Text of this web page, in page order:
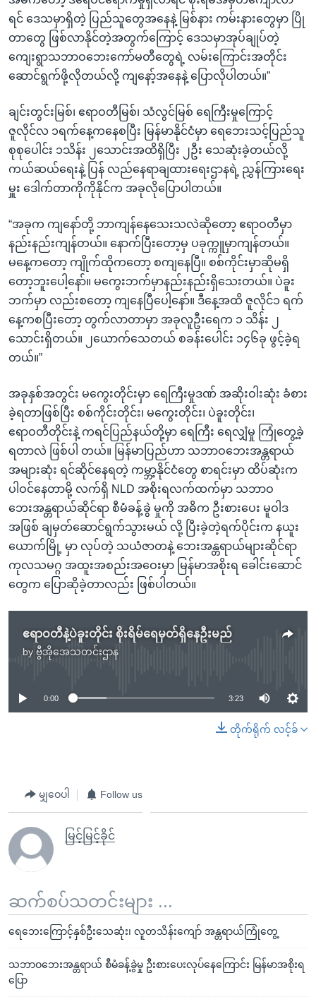
ရင် ဒေသမှာရှိတဲ့ ပြည်သူတွေအနေနဲ့ မြစ်နား ကမ်းနားတွေမှာ ပြို
တာတွေ ဖြစ်လာနိုင်တဲ့အတွက်ကြောင့် ဒေသမှာအုပ်ချုပ်တဲ့
ကျေးရွာသဘာဝဘေးကော်မတီတွေရဲ့ လမ်းကြောင်းအတိုင်း
ဆောင်ရွက်ဖို့လိုတယ်လို့ ကျနော့်အနေနဲ့ ပြောလိုပါတယ်။”
ချင်းတွင်းမြစ်၊ ဧရာဝတီမြစ်၊ သံလွင်မြစ် ရေကြီးမှုကြောင့်
ဇူလိုင်လ ၁ရက်နေ့ကနေစပြီး မြန်မာနိုင်ငံမှာ ရေဘေးသင့်ပြည်သူ
စုစုပေါင်း ၁သိန်း ၂သောင်းအထိရှိပြီး ၂ဦး သေဆုံးခဲ့တယ်လို့
ကယ်ဆယ်ရေးနဲ့ ပြန် လည်နေရာချထားရေးဌာနရဲ့ ညွှန်ကြားရေး
မှူး ဒေါက်တာကိုကိုနိုင်က အခုလိုပြောပါတယ်။
“အခုက ကျနော်တို့ ဘာကျန်နေသေးသလဲဆိုတော့ ဧရာဝတီမှာ
နည်းနည်းကျန်တယ်။ နောက်ပြီးတော့မှ ပခုက္ကူမှာကျန်တယ်။
မနေ့ကတော့ ကျိုက်ထိုကတော့ စကျနေပြီ။ စစ်ကိုင်းမှာဆိုမရှိ
တော့ဘူးပေါ့နော်။ မကွေးဘက်မှာနည်းနည်းရှိသေးတယ်။ ပဲခူး
ဘက်မှာ လည်းစတော့ ကျနေပြီပေါ့နော်။ ဒီနေ့အထိ ဇူလိုင်၁ ရက်
နေ့ကစပြီးတော့ တွက်လာတာမှာ အခုလူဦးရေက ၁ သိန်း ၂
သောင်းရှိတယ်။ ၂ယောက်သေတယ် စခန်းပေါင်း ၁၄၆ခု ဖွင့်ခဲ့ရ
တယ်။”
အခုနှစ်အတွင်း မကွေးတိုင်းမှာ ရေကြီးမှုဒဏ် အဆိုးဝါးဆုံး ခံစား
ခဲ့ရတာဖြစ်ပြီး စစ်ကိုင်းတိုင်း၊ မကွေးတိုင်း၊ ပဲခူးတိုင်း၊
ဧရာဝတီတိုင်းနဲ့ ကရင်ပြည်နယ်တို့မှာ ရေကြီး ရေလျှံမှု ကြုံတွေ့ခဲ့
ရတာလဲ ဖြစ်ပါ တယ်။ မြန်မာပြည်ဟာ သဘာဝဘေးအန္တရာယ်
အများဆုံး ရင်ဆိုင်နေရတဲ့ ကမ္ဘာ့နိုင်ငံတွေ စာရင်းမှာ ထိပ်ဆုံးက
ပါဝင်နေတာမို့ လက်ရှိ NLD အစိုးရလက်ထက်မှာ သဘာဝ
ဘေးအန္တရာယ်ဆိုင်ရာ စီမံခန့်ခွဲ မှုကို အဓိက ဦးစားပေး မူဝါဒ
အဖြစ် ချမှတ်ဆောင်ရွက်သွားမယ် လို့ ပြီးခဲ့တဲ့ရက်ပိုင်းက နယူး
ယောက်မြို့ မှာ လုပ်တဲ့ သယံဇာတနဲ့ ဘေးအန္တရာယ်များဆိုင်ရာ
ကုလသမဂ္ဂ အထူးအစည်းအဝေးမှာ မြန်မာအစိုးရ ခေါင်းဆောင်
တွေက ပြောဆိုခဲ့တာလည်း ဖြစ်ပါတယ်။
ဧရာဝတီနဲ့ပဲခူးတိုင်း စိုးရိမ်ရေမှတ်ရှိနေဦးမည်
by ဗွီအိုအေသတင်းဌာန
No media source currently available
0:00 3:23
တိုက်ရိုက် လင့်ခ်
မျှဝေပါ Follow us
မြင့်မြင့်ခိုင်
ဆက်စပ်သတင်းများ ...
ရေဘေးကြောင့်နှစ်ဦးသေဆုံး၊ လူတသိန်းကျော် အန္တရာယ်ကြုံတွေ့
သဘာဝဘေးအန္တရာယ် စီမံခန့်ခွဲမှု ဦးစားပေးလုပ်နေကြောင်း မြန်မာအစိုးရ
ပြော